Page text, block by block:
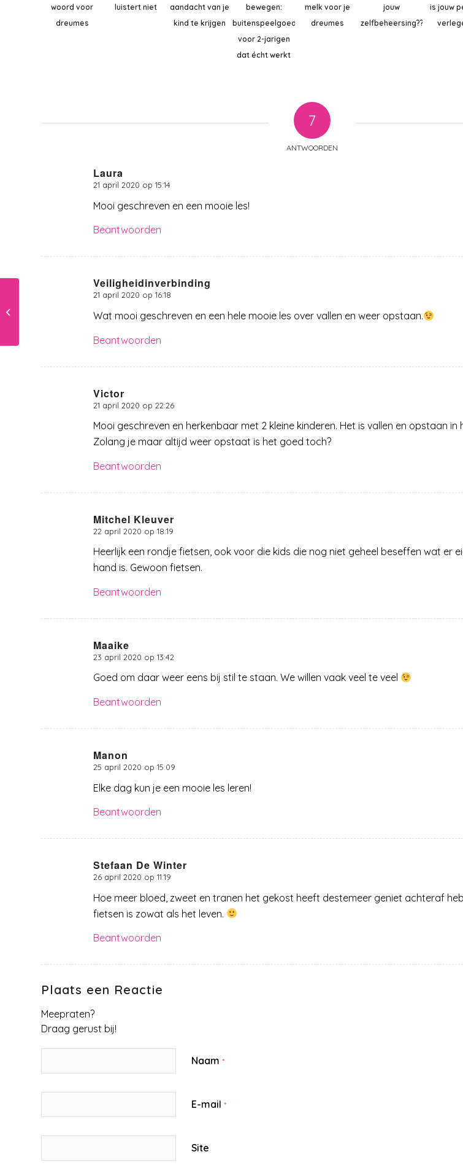
woord voor
dreumes
luistert niet
aandacht van je
kind te krijgen
bewegen:
buitenspeelgoed
voor 2-jarigen
dat écht werkt
melk voor je
dreumes
jouw
zelfbeheersing??
is jouw
7
ANTWOORDEN
Laura
zegt:
21 april 2020 op 15:14
Mooi geschreven en een mooie les!
Beantwoorden
Veiligheidinverbinding
zegt:
21 april 2020 op 16:18
Wat mooi geschreven en een hele mooie les over vallen en weer opstaan.
Beantwoorden
Victor
zegt:
21 april 2020 op 22:26
Mooi geschreven en herkenbaar met 2 kleine kinderen. Het is vallen en opstaan in
Zolang je maar altijd weer opstaat is het goed toch?
Beantwoorden
Mitchel Kleuver
zegt:
22 april 2020 op 18:19
Heerlijk een rondje fietsen, ook voor die kids die nog niet geheel beseffen wat er
hand is. Gewoon fietsen.
Beantwoorden
Maaike
zegt:
23 april 2020 op 13:42
Goed om daar weer eens bij stil te staan. We willen vaak veel te veel
Beantwoorden
Manon
zegt:
25 april 2020 op 15:09
Elke dag kun je een mooie les leren!
Beantwoorden
Stefaan De Winter
zegt:
26 april 2020 op 11:19
Hoe meer bloed, zweet en tranen het gekost heeft destemeer geniet achteraf
fietsen is zowat als het leven.
Beantwoorden
Plaats een Reactie
Meepraten?
Draag gerust bij!
Naam *
E-mail *
Site